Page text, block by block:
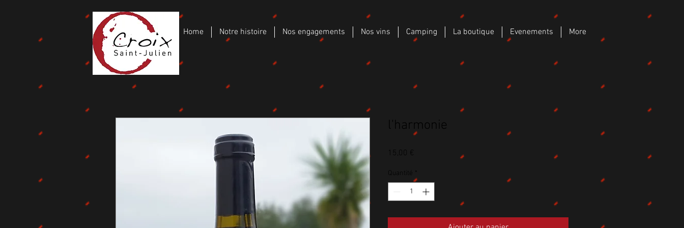
Home Notre histoire Nos engagements Nos vins Camping La boutique Evenements More
l'harmonie
15,00 €
Quantité *